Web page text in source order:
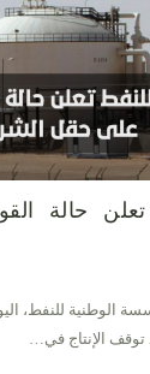
تعلن حالة
للنفط، اليوم
الإنتاج في…